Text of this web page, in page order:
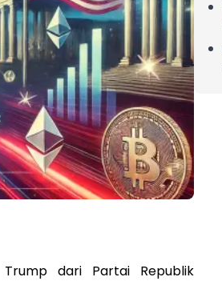
dari Partai Republik